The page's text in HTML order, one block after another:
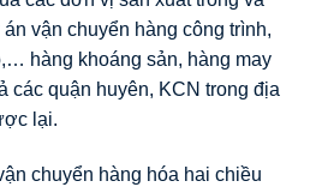
vận chuyển hàng công trình,
hàng khoáng sản, hàng may
các quận huyên, KCN trong địa
lại.
chuyển hàng hóa hai chiều